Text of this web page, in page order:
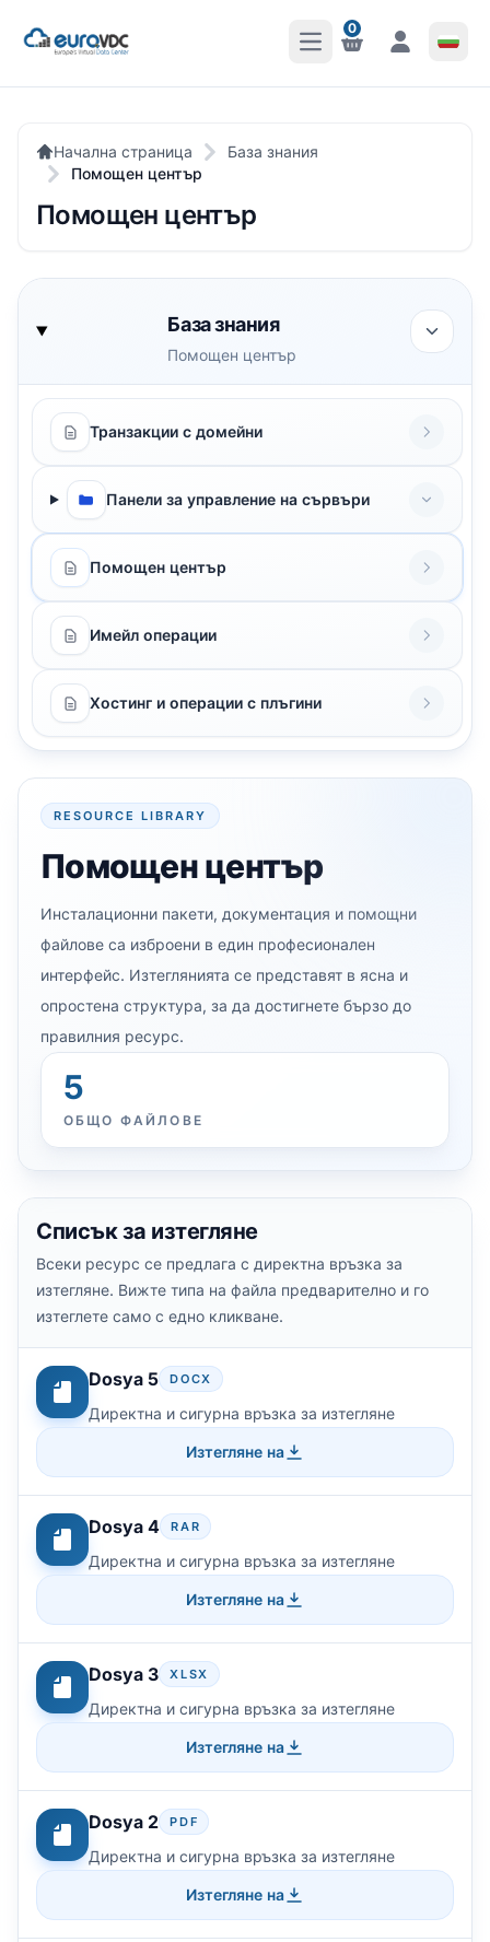
Отваряне на главното
Известия
0
Известия
Начална страница
База знания
Помощен център
Помощен център
База знания
Помощен център
Транзакции с домейни
Панели за управление на сървъри
Помощен център
Имейл операции
Хостинг и операции с плъгини
RESOURCE LIBRARY
Помощен център
Инсталационни пакети, документация и помощни
файлове са изброени в един професионален
интерфейс. Изтеглянията се представят в ясна и
опростена структура, за да достигнете бързо до
правилния ресурс.
5
ОБЩО ФАЙЛОВЕ
Списък за изтегляне
Всеки ресурс се предлага с директна връзка за
изтегляне. Вижте типа на файла предварително и го
изтеглете само с едно кликване.
Dosya 5 DOCX
Директна и сигурна връзка за изтегляне
Изтегляне на
Dosya 4 RAR
Директна и сигурна връзка за изтегляне
Изтегляне на
Dosya 3 XLSX
Директна и сигурна връзка за изтегляне
Изтегляне на
Dosya 2 PDF
Директна и сигурна връзка за изтегляне
Изтегляне на